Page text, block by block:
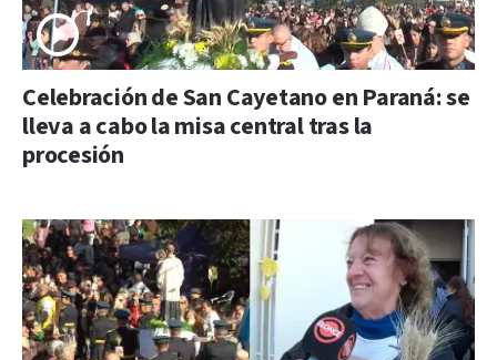
Celebración de San Cayetano en Paraná: se
lleva a cabo la misa central tras la
procesión